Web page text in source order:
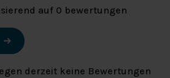
auf 0 bewertungen
derzeit keine Bewertungen